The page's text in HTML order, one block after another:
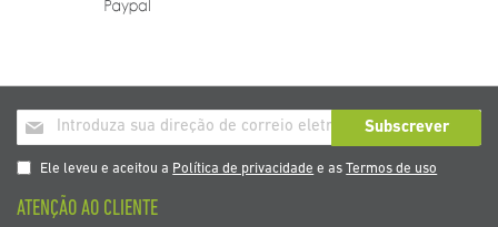
Inscrição
a
nosso
de
Subscrever
Ele leveu e aceitou a Política de privacidade e as Termos de uso
ATENÇÃO AO CLIENTE